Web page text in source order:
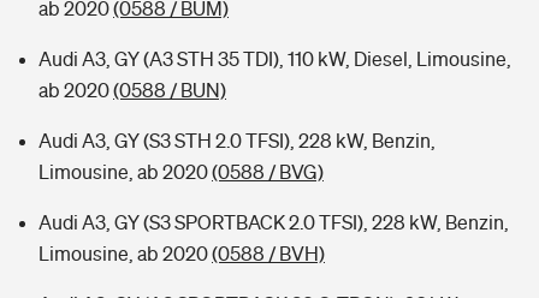
ab 2020(0588 / BUM)
Audi A3, GY (A3 STH 35 TDI), 110 kW, Diesel, Limousine,
ab 2020(0588 / BUN)
Audi A3, GY (S3 STH 2.0 TFSI), 228 kW, Benzin,
Limousine, ab 2020(0588 / BVG)
Audi A3, GY (S3 SPORTBACK 2.0 TFSI), 228 kW, Benzin,
Limousine, ab 2020(0588 / BVH)